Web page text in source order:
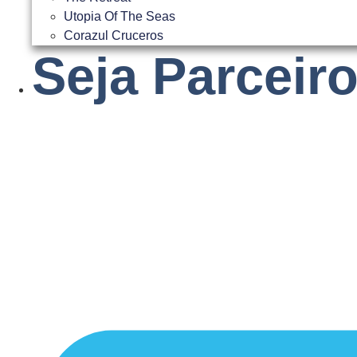
Utopia Of The Seas
Corazul Cruceros
Seja